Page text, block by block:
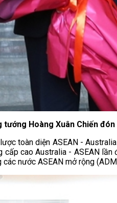
tướng Hoàng Xuân Chiến
toàn diện ASEAN -
cao Australia - ASEAN
nước ASEAN mở rộng